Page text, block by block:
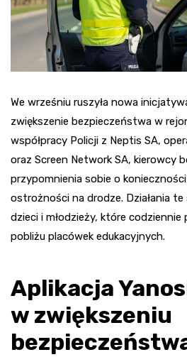
We wrześniu ruszyła nowa
zwiększenie bezpieczeństwa w
współpracy Policji z Neptis SA,
oraz Screen Network SA, kierowcy
przypomnienia sobie o
ostrożności na drodze. Działania
dzieci i młodzieży, które codziennie
pobliżu placówek edukacyjnych.
Aplikacja
w zwiększeniu